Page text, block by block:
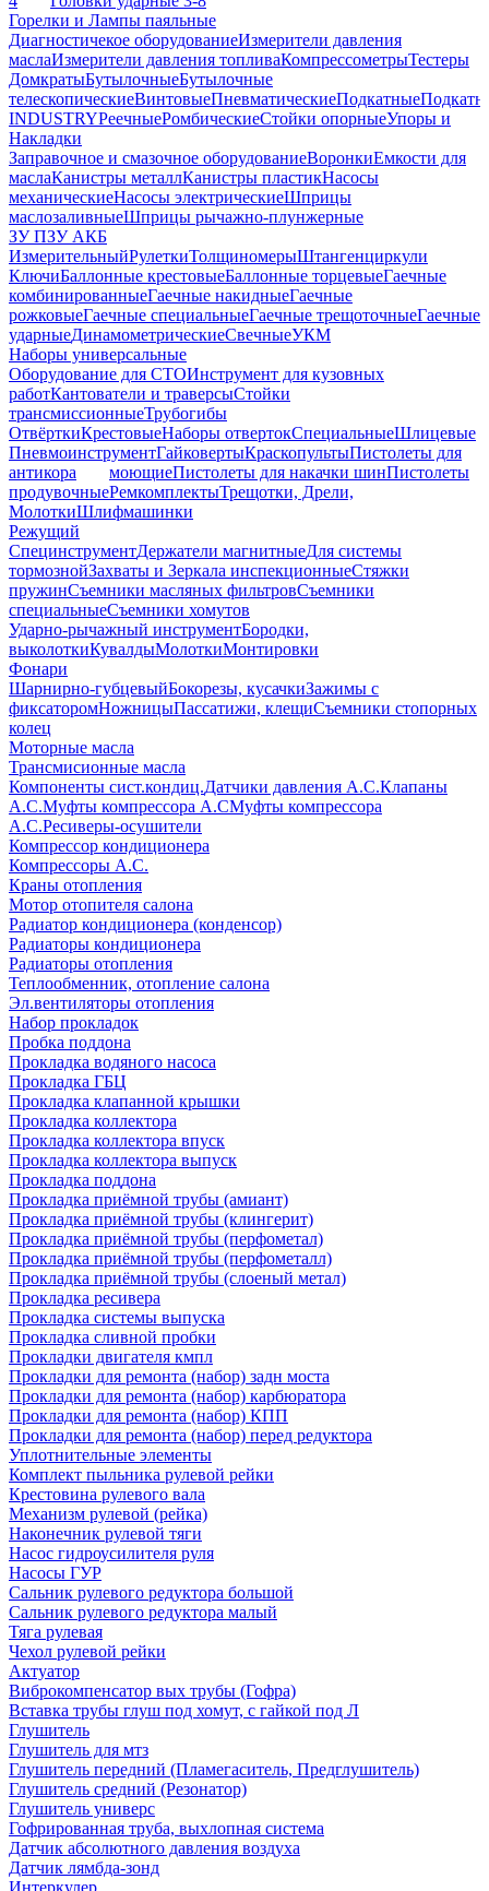
Горелки и Лампы паяльные
Диагностичекое оборудованиеИзмерители давления
маслаИзмерители давления топливаКомпрессометрыТестеры
ДомкратыБутылочныеБутылочные
телескопическиеВинтовыеПневматическиеПодкатные
INDUSTRYРеечныеРомбическиеСтойки опорныеУпоры и
Накладки
Заправочное и смазочное оборудованиеВоронкиЕмкости для
маслаКанистры металлКанистры пластикНасосы
механическиеНасосы электрическиеШприцы
маслозаливныеШприцы рычажно-плунжерные
ЗУ ПЗУ АКБ
ИзмерительныйРулеткиТолщиномерыШтангенциркули
КлючиБаллонные крестовыеБаллонные торцевыеГаечные
комбинированныеГаечные накидныеГаечные
рожковыеГаечные специальныеГаечные трещоточныеГаечные
ударныеДинамометрическиеСвечныеУКМ
Наборы универсальные
Оборудование для СТОИнструмент для кузовных
работКантователи и траверсыСтойки
трансмиссионныеТрубогибы
ОтвёрткиКрестовыеНаборы отвертокСпециальныеШлицевые
ПневмоинструментГайковертыКраскопультыПистолеты для
антикора
моющиеПистолеты для накачки шинПистолеты
продувочныеРемкомплектыТрещотки, Дрели,
МолоткиШлифмашинки
Режущий
СпецинструментДержатели магнитныеДля системы
тормознойЗахваты и Зеркала инспекционныеСтяжки
пружинСъемники масляных фильтровСъемники
специальныеСъемники хомутов
Ударно-рычажный инструментБородки,
выколоткиКувалдыМолоткиМонтировки
Фонари
Шарнирно-губцевыйБокорезы, кусачкиЗажимы с
фиксаторомНожницыПассатижи, клещиСъемники стопорных
колец
Моторные масла
Трансмисионные масла
Компоненты сист.кондиц.Датчики давления А.С.Клапаны
А.С.Муфты компрессора А.СМуфты компрессора
А.С.Ресиверы-осушители
Компрессор кондиционера
Компрессоры А.С.
Краны отопления
Мотор отопителя салона
Радиатор кондиционера (конденсор)
Радиаторы кондиционера
Радиаторы отопления
Теплообменник, отопление салона
Эл.вентиляторы отопления
Набор прокладок
Пробка поддона
Прокладка водяного насоса
Прокладка ГБЦ
Прокладка клапанной крышки
Прокладка коллектора
Прокладка коллектора впуск
Прокладка коллектора выпуск
Прокладка поддона
Прокладка приёмной трубы (амиант)
Прокладка приёмной трубы (клингерит)
Прокладка приёмной трубы (перфометал)
Прокладка приёмной трубы (перфометалл)
Прокладка приёмной трубы (слоеный метал)
Прокладка ресивера
Прокладка системы выпуска
Прокладка сливной пробки
Прокладки двигателя кмпл
Прокладки для ремонта (набор) задн моста
Прокладки для ремонта (набор) карбюратора
Прокладки для ремонта (набор) КПП
Прокладки для ремонта (набор) перед редуктора
Уплотнительные элементы
Комплект пыльника рулевой рейки
Крестовина рулевого вала
Механизм рулевой (рейка)
Наконечник рулевой тяги
Насос гидроусилителя руля
Насосы ГУР
Сальник рулевого редуктора большой
Сальник рулевого редуктора малый
Тяга рулевая
Чехол рулевой рейки
Актуатор
Виброкомпенсатор вых трубы (Гофра)
Вставка трубы глуш под хомут, с гайкой под Л
Глушитель
Глушитель для мтз
Глушитель передний (Пламегаситель, Предглушитель)
Глушитель средний (Резонатор)
Глушитель универс
Гофрированная труба, выхлопная система
Датчик абсолютного давления воздуха
Датчик лямбда-зонд
Интеркулер